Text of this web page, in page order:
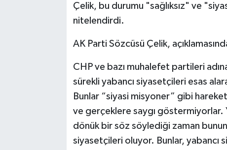
Çelik, bu durumu "sağlıksız" ve
nitelendirdi.
AK Parti Sözcüsü Çelik,
CHP ve bazı muhalefet partileri
sürekli yabancı siyasetçileri esas
Bunlar “siyasi misyoner” gibi
ve gerçeklere saygı göstermiyorlar.
dönük bir söz söylediği zaman bunun
siyasetçileri oluyor. Bunlar, yabancı